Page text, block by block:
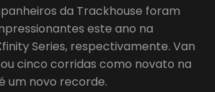
da Trackhouse foram
este ano na
Series, respectivamente. Van
cinco corridas como novato na
um novo recorde.